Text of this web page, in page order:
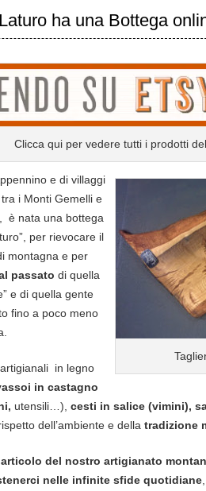
ha una Bottega
Clicca qui per vedere tutti i prodotti
e di villaggi
i Monti Gemelli e
è nata una bottega
per rievocare il
montagna e per
passato di quella
e di quella gente
fino a poco meno
in legno
in castagno
utensili…), cesti in salice (vimini),
dell’ambiente e della tradizione
del nostro artigianato
nelle infinite sfide quotidiane